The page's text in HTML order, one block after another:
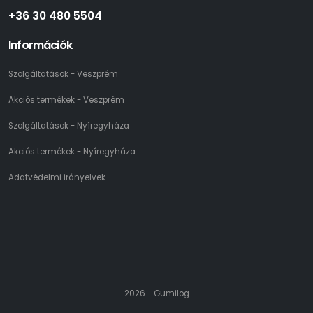
+36 30 480 5504
Információk
Szolgáltatások - Veszprém
Akciós termékek - Veszprém
Szolgáltatások - Nyíregyháza
Akciós termékek - Nyíregyháza
Adatvédelmi irányelvek
2026 - Gumilog